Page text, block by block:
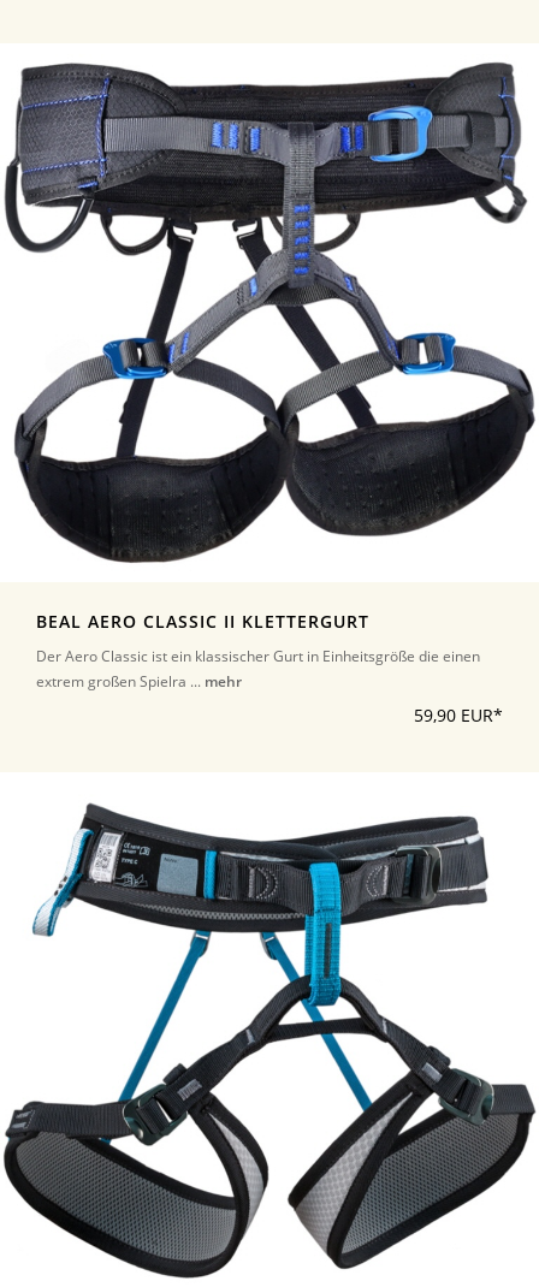
BEAL AERO CLASSIC II KLETTERGURT
Der Aero Classic ist ein klassischer Gurt in Einheitsgröße die einen
extrem großen Spielra ... mehr
59,90 EUR*